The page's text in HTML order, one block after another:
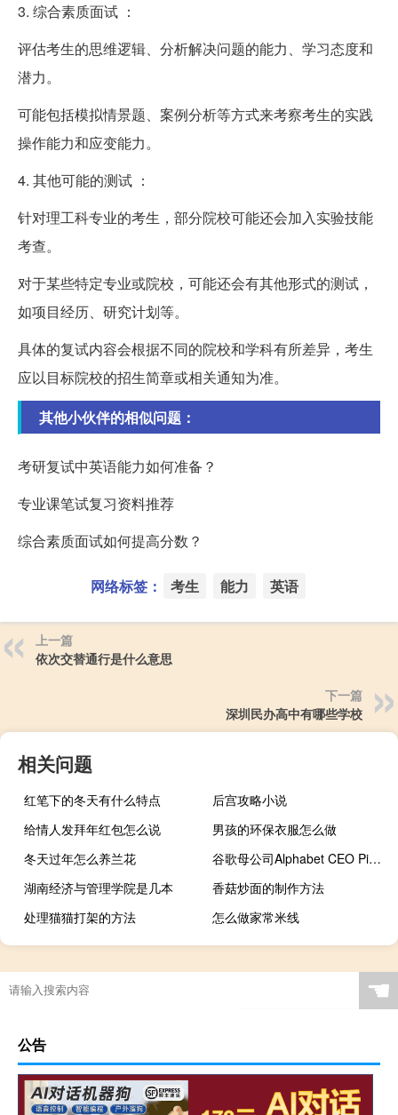
3. 综合素质面试 ：
评估考生的思维逻辑、分析解决问题的能力、学习态度和
潜力。
可能包括模拟情景题、案例分析等方式来考察考生的实践
操作能力和应变能力。
4. 其他可能的测试 ：
针对理工科专业的考生，部分院校可能还会加入实验技能
考查。
对于某些特定专业或院校，可能还会有其他形式的测试，
如项目经历、研究计划等。
具体的复试内容会根据不同的院校和学科有所差异，考生
应以目标院校的招生简章或相关通知为准。
其他小伙伴的相似问题：
考研复试中英语能力如何准备？
专业课笔试复习资料推荐
综合素质面试如何提高分数？
网络标签： 考生 能力 英语
上一篇
依次交替通行是什么意思
下一篇
深圳民办高中有哪些学校
相关问题
红笔下的冬天有什么特点
后宫攻略小说
给情人发拜年红包怎么说
男孩的环保衣服怎么做
冬天过年怎么养兰花
谷歌母公司Alphabet CEO Pichai：公司对人工智能领域存在的机遇充满激情和信心对YouTube短视频业务的增长前景感到满意公司正在重整支出基础以便进行更多投资面向人工智能初创公司的云端业务有增长动能
湖南经济与管理学院是几本
香菇炒面的制作方法
处理猫猫打架的方法
怎么做家常米线
☚
公告